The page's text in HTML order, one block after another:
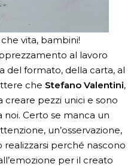
vita, bambini!
al lavoro
del formato, della carta, al
che Stefano Valentini,
creare pezzi unici e sono
noi. Certo se manca un
un’osservazione,
perché nascono
per il creato